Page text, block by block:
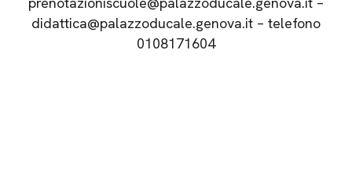
didattica@palazzoducale.genova.it – telefono
0108171604